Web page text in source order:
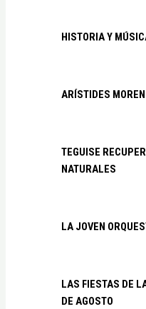
HISTORIA Y
ARÍSTIDES
TEGUISE
NATURALES
LA JOVEN
LAS FIESTAS DE
DE AGOSTO